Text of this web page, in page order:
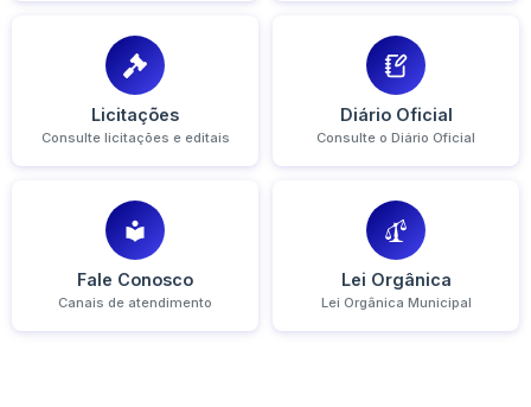
Licitações
Consulte licitações e editais
Diário Oficial
Consulte o Diário Oficial
Fale Conosco
Canais de atendimento
Lei Orgânica
Lei Orgânica Municipal